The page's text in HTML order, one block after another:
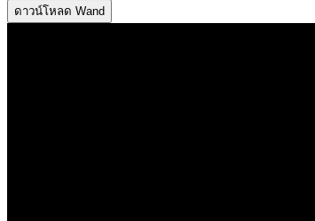
ดาวน์โหลด Wand